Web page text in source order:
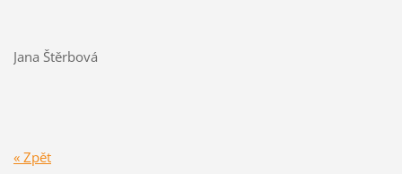
Jana Štěrbová
« Zpět